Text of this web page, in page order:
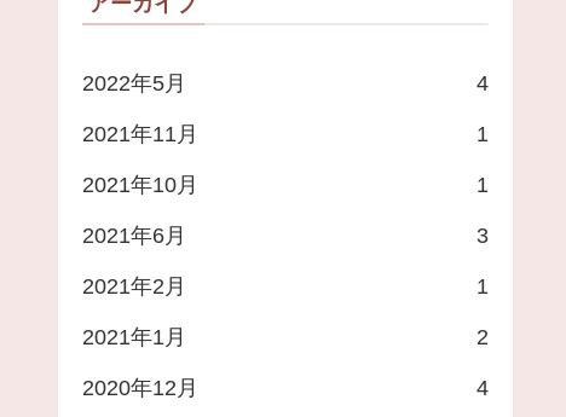
2022年5月 4
2021年11月 1
2021年10月 1
2021年6月 3
2021年2月 1
2021年1月 2
2020年12月 4